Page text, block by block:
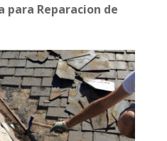
para Reparacion de